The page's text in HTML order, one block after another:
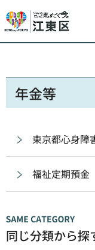
年金等
東京都心身障
福祉定期預金
同じ分類から探